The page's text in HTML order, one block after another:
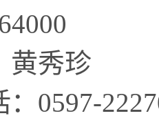
黄秀珍
0597-